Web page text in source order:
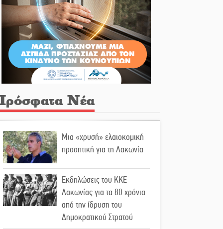
Νέα
Μια «χρυσή» ελαιοκομική
προοπτική για τη Λακωνία
Εκδηλώσεις του ΚΚΕ
Λακωνίας για τα 80 χρόνια
από την ίδρυση του
Δημοκρατικού Στρατού